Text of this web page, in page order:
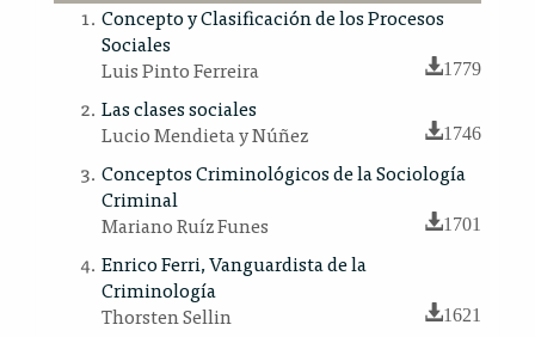
Concepto y Clasificación de los Procesos
Sociales
Luis Pinto Ferreira
1779
Las clases sociales
Lucio Mendieta y Núñez
1746
Conceptos Criminológicos de la Sociología
Criminal
Mariano Ruíz Funes
1701
Enrico Ferri, Vanguardista de la
Criminología
Thorsten Sellin
1621